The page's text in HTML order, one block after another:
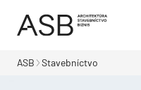
ASB Stavebníctvo